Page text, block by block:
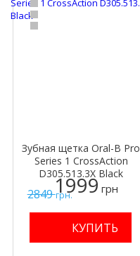
2849грн.
Зубная щетка Oral-B Pro
Series 1 CrossAction
D305.513.3X Black
1999 грн